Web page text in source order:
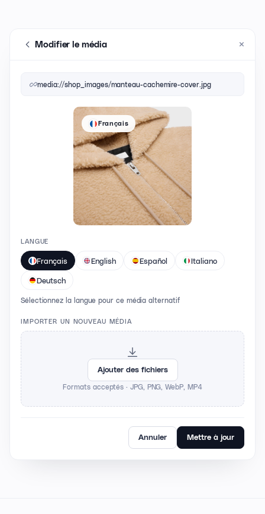
Modifier le média ×
media://shop_images/manteau-cachemire-cover.jpg
Français
LANGUE
Français English Español Italiano
Deutsch
Sélectionnez la langue pour ce média alternatif
IMPORTER UN NOUVEAU MÉDIA
Ajouter des fichiers
Formats acceptés · JPG, PNG, WebP, MP4
Annuler Mettre à jour